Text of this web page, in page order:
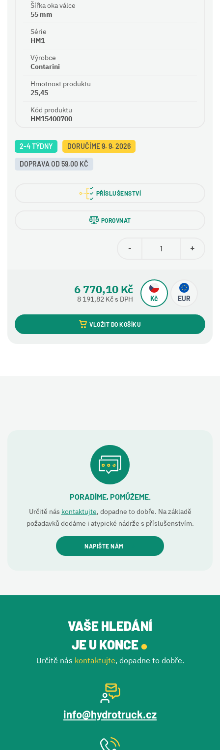
Šířka oka válce
55 mm
Série
HM1
Výrobce
Contarini
Hmotnost produktu
25,45
Kód produktu
HM15400700
2-4 TÝDNY DORUČÍME 9. 9. 2026
DOPRAVA OD 59,00 KČ
- +
POROVNAT
PŘÍSLUŠENSTVÍ
6 770,10 Kč
8 191,82 Kč s DPH Kč EUR
VLOŽIT DO KOŠÍKU
PORADÍME, POMŮŽEME.
Určitě nás kontaktujte, dopadne to dobře. Na základě
požadavků dodáme i atypické nádrže s příslušenstvím.
NAPIŠTE NÁM
VAŠE HLEDÁNÍ
JE U KONCE.
Určitě nás kontaktujte, dopadne to dobře.
info@hydrotruck.cz